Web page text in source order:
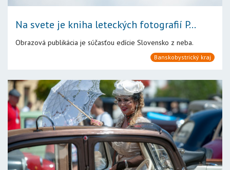
Na svete je kniha leteckých fotografií P...
Obrazová publikácia je súčasťou edície Slovensko z neba.
Banskobystrický kraj